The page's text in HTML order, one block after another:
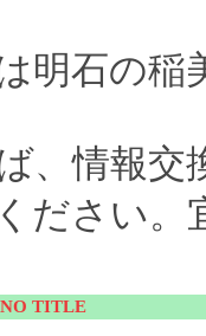
明石の稲
、情報交
ださい。
TITLE